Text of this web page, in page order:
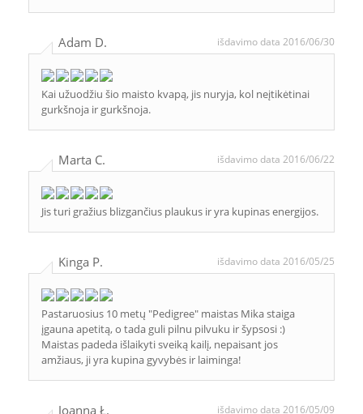
Adam D. išdavimo data 2016/06/30
Kai užuodžiu šio maisto kvapą, jis nuryja, kol neįtikėtinai
gurkšnoja ir gurkšnoja.
Marta C. išdavimo data 2016/06/22
Jis turi gražius blizgančius plaukus ir yra kupinas energijos.
Kinga P. išdavimo data 2016/05/25
Pastaruosius 10 metų "Pedigree" maistas Mika staiga
įgauna apetitą, o tada guli pilnu pilvuku ir šypsosi :)
Maistas padeda išlaikyti sveiką kailį, nepaisant jos
amžiaus, ji yra kupina gyvybės ir laiminga!
Joanna Ł. išdavimo data 2016/05/09